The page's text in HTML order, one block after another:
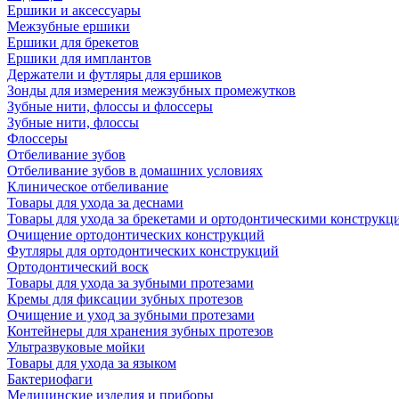
Ершики и аксессуары
Межзубные ершики
Ершики для брекетов
Ершики для имплантов
Держатели и футляры для ершиков
Зонды для измерения межзубных промежутков
Зубные нити, флоссы и флоссеры
Зубные нити, флоссы
Флоссеры
Отбеливание зубов
Отбеливание зубов в домашних условиях
Клиническое отбеливание
Товары для ухода за деснами
Товары для ухода за брекетами и ортодонтическими
Очищение ортодонтических конструкций
Футляры для ортодонтических конструкций
Ортодонтический воск
Товары для ухода за зубными протезами
Кремы для фиксации зубных протезов
Очищение и уход за зубными протезами
Контейнеры для хранения зубных протезов
Ультразвуковые мойки
Товары для ухода за языком
Бактериофаги
Медицинские изделия и приборы